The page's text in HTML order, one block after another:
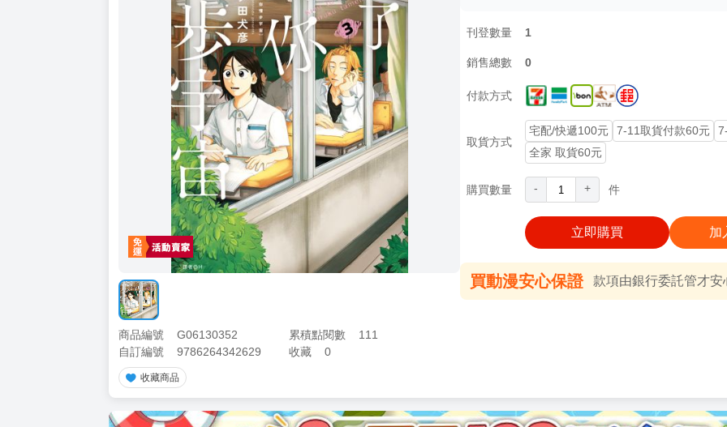
商品編號 G06130352 累積點閱數
111
自訂編號
9786264342629 收藏 0
收藏商品
刊登數量 1
銷售總數 0
付款方式
取貨方式
宅配/快遞100元 7-11取貨付款60元
全家 取貨60元
購買數量 - + 件
立即購買 加
買動漫安心保證 款項由銀行委託管才安